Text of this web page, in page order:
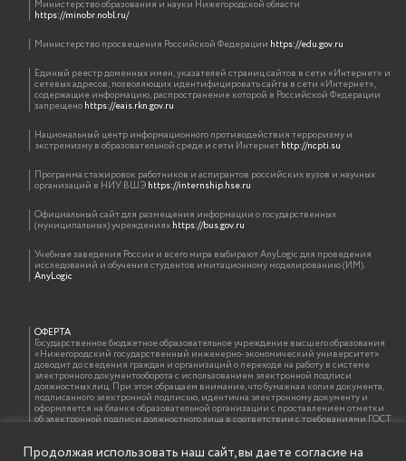
Министерство образования и науки Нижегородской области
https://minobr.nobl.ru/
Министерство просвещения Российской Федерации https://edu.gov.ru
Единый реестр доменных имен, указателей страниц сайтов в сети «Интернет» и
сетевых адресов, позволяющих идентифицировать сайты в сети «Интернет»,
содержащие информацию, распространение которой в Российской Федерации
запрещеноhttps://eais.rkn.gov.ru
Национальный центр информационного противодействия терроризму и
экстремизму в образовательной среде и сети Интернетhttp://ncpti.su
Программа стажировок работников и аспирантов российских вузов и научных
организаций в НИУ ВШЭhttps://internship.hse.ru
Официальный сайт для размещения информации о государственных
(муниципальных) учрежденияхhttps://bus.gov.ru
Учебные заведения России и всего мира выбирают AnyLogic для проведения
исследований и обучения студентов имитационному моделированию (ИМ).
AnyLogic
ОФЕРТА
Государственное бюджетное образовательное учреждение высшего образования
«Нижегородский государственный инженерно-экономический университет»
доводит до сведения граждан и организаций о переходе на работу в системе
электронного документооборота с использованием электронной подписи
должностных лиц. При этом обращаем внимание, что бумажная копия документа,
подписанного электронной подписью, идентична электронному документу и
оформляется на бланке образовательной организации с проставлением отметки
об электронной подписи должностного лица в соответствии с требованиями ГОСТ
Продолжая использовать наш сайт, вы даете согласие на